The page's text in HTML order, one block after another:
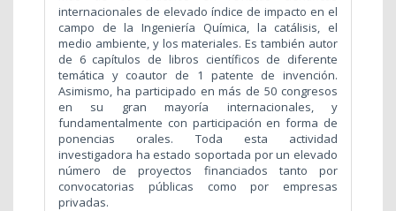
internacionales de elevado índice de impacto en el
campo de la Ingeniería Química, la catálisis, el
medio ambiente, y los materiales. Es también autor
de 6 capítulos de libros científicos de diferente
temática y coautor de 1 patente de invención.
Asimismo, ha participado en más de 50 congresos
en su gran mayoría internacionales, y
fundamentalmente con participación en forma de
ponencias orales. Toda esta actividad
investigadora ha estado soportada por un elevado
número de proyectos financiados tanto por
convocatorias públicas como por empresas
privadas.